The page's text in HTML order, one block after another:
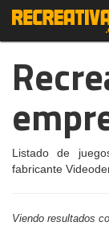
Listado de
fabricante
Viendo resultados